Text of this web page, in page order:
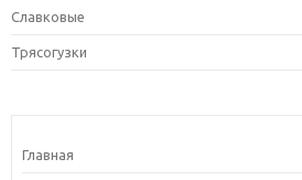
Славковые
Трясогузки
Главная